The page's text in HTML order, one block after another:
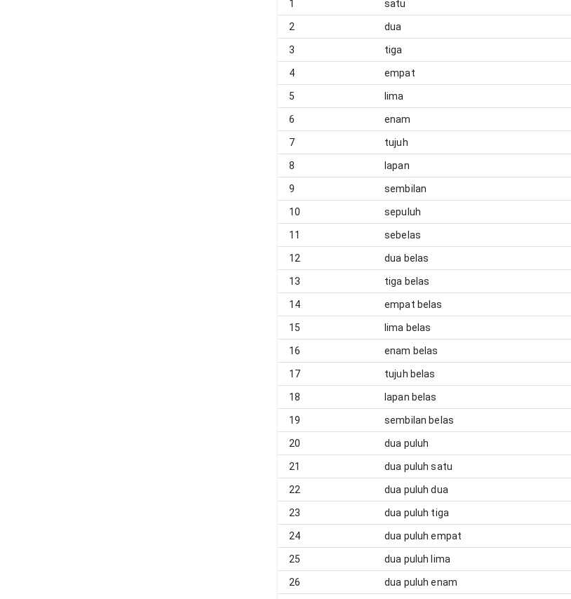
1 satu
2 dua
3 tiga
4 empat
5 lima
6 enam
7 tujuh
8 lapan
9 sembilan
10 sepuluh
11 sebelas
12 dua belas
13 tiga belas
14 empat belas
15 lima belas
16 enam belas
17 tujuh belas
18 lapan belas
19 sembilan belas
20 dua puluh
21 dua puluh satu
22 dua puluh dua
23 dua puluh tiga
24 dua puluh empat
25 dua puluh lima
26 dua puluh enam